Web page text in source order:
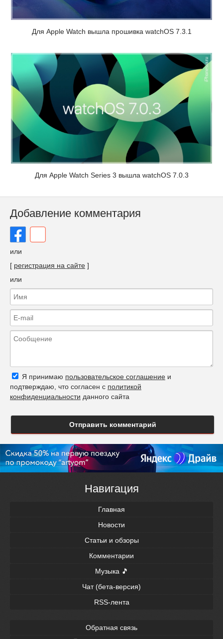
Для Apple Watch вышла прошивка watchOS 7.3.1
Для Apple Watch Series 3 вышла watchOS 7.0.3
Добавление комментария
или
[ регистрация на сайте ]
или
Я принимаю пользовательское соглашение и
подтверждаю, что согласен с политикой
конфиденциальности данного сайта
Отправить комментарий
Навигация
Главная
Новости
Статьи и обзоры
Комментарии
Музыка 🎵
Чат (бета-версия)
RSS-лента
Обратная связь